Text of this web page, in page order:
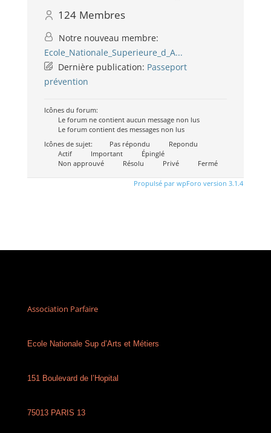
124 Membres
Notre nouveau membre:
Ecole_Nationale_Superieure_d_A...
Dernière publication: Passeport
prévention
Icônes du forum:
Le forum ne contient aucun message non lus
Le forum contient des messages non lus
Icônes de sujet:
Pas répondu
Repondu
Actif
Important
Épinglé
Non approuvé
Résolu Privé Fermé
Propulsé par wpForo version 3.1.4
Association Parfaire
Ecole Nationale Sup d’Arts et Métiers
151 Boulevard de l’Hopital
75013 PARIS 13